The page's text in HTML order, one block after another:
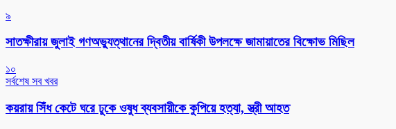
৯
সাতক্ষীরায় জুলাই গণঅভ্যুত্থানের দ্বিতীয় বার্ষিকী উপলক্ষে জামায়াতের বিক্ষোভ মিছিল
১০
সর্বশেষ সব খবর
কয়রায় সিঁধ কেটে ঘরে ঢুকে ওষুধ ব্যবসায়ীকে কুপিয়ে হত্যা, স্ত্রী আহত